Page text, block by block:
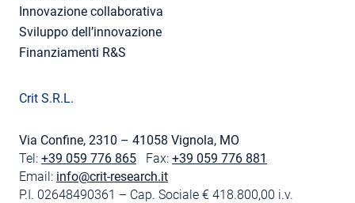
Innovazione collaborativa
Sviluppo dell’innovazione
Finanziamenti R&S
Crit S.R.L.
Via Confine, 2310 – 41058 Vignola, MO
Tel: +39 059 776 865 Fax: +39 059 776 881
Email: info@crit-research.it
P.I. 02648490361 – Cap. Sociale € 418.800,00 i.v.